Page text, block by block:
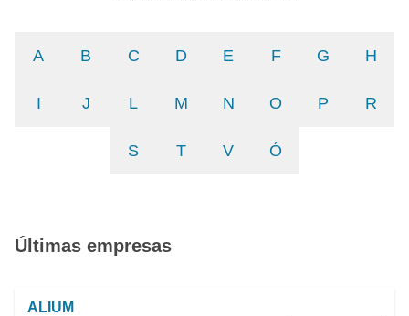
A B C D E F G H
I J L M N O P R
S T V Ó
Últimas empresas
ALIUM